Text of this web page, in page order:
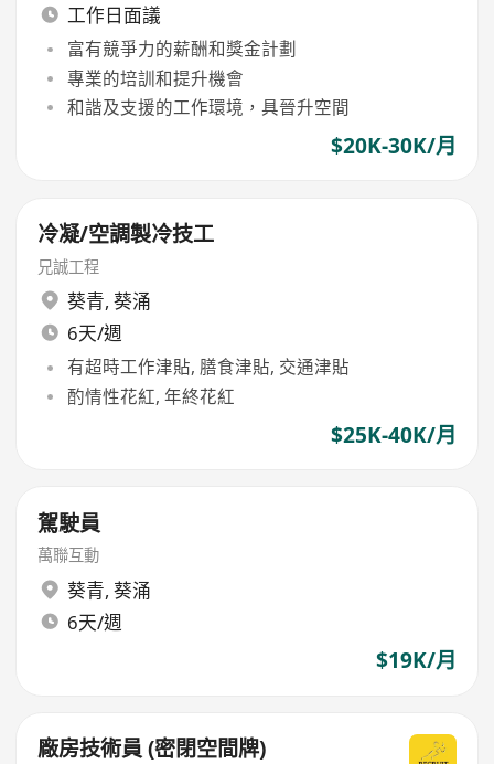
工作日面議
富有競爭力的薪酬和獎金計劃
專業的培訓和提升機會
和諧及支援的工作環境，具晉升空間
$20K-30K/月
冷凝/空調製冷技工
兄誠工程
葵青, 葵涌
6天/週
有超時工作津貼, 膳食津貼, 交通津貼
酌情性花紅, 年終花紅
$25K-40K/月
駕駛員
萬聯互動
葵青, 葵涌
6天/週
$19K/月
廠房技術員 (密閉空間牌)